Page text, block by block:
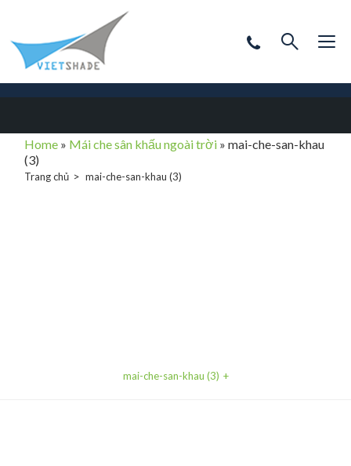
Home » Mái che sân khấu ngoài trời »mai-che-san-khau
(3)
Trang chủ mai-che-san-khau (3)
mai-che-san-khau (3)